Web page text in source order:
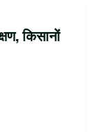
किसानों